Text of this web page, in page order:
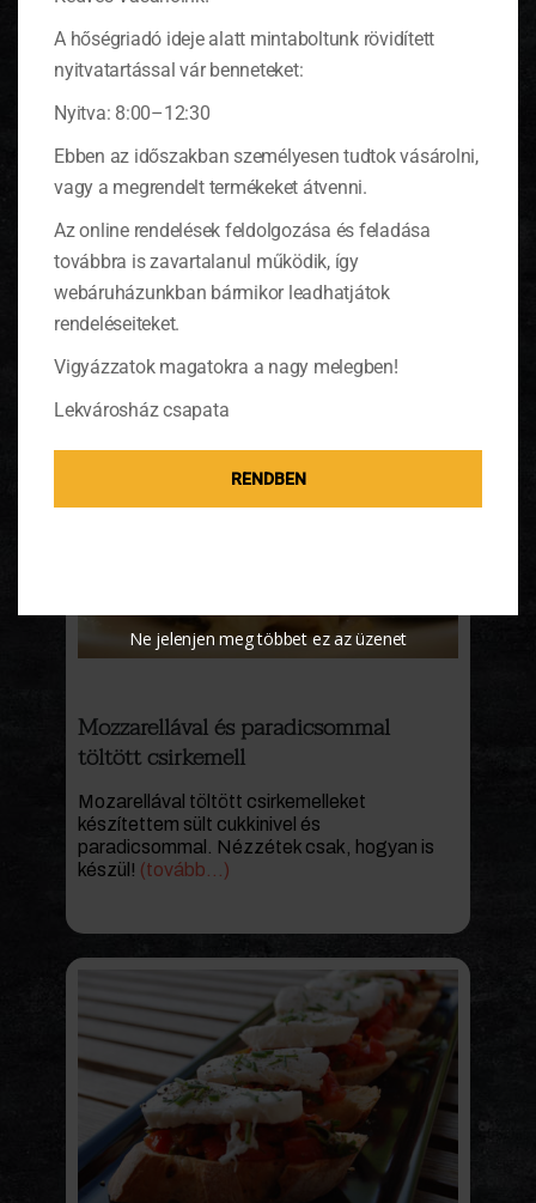
Radicchio, a sötétben termő saláta
Az endívia salátával ellentétben a radicchio
nem annyira keserű, sokkal inkább lágyabb
ízű. Pikáns, lila levelit nyersen vagy pirítva is
fogyaszthatjuk.(tovább…)
Mozzarellával és paradicsommal
töltött csirkemell
Mozarellával töltött csirkemelleket
készítettem sült cukkinivel és
paradicsommal. Nézzétek csak, hogyan is
készül! (tovább…)
A hőségriadó ideje alatt mintaboltunk rövidített
nyitvatartással vár benneteket:
Nyitva: 8:00–12:30
Ebben az időszakban személyesen tudtok vásárolni,
vagy a megrendelt termékeket átvenni.
Az online rendelések feldolgozása és feladása
továbbra is zavartalanul működik, így
webáruházunkban bármikor leadhatjátok
rendeléseiteket.
Vigyázzatok magatokra a nagy melegben!
Lekvárosház csapata
RENDBEN
Ne jelenjen meg többet ez az üzenet